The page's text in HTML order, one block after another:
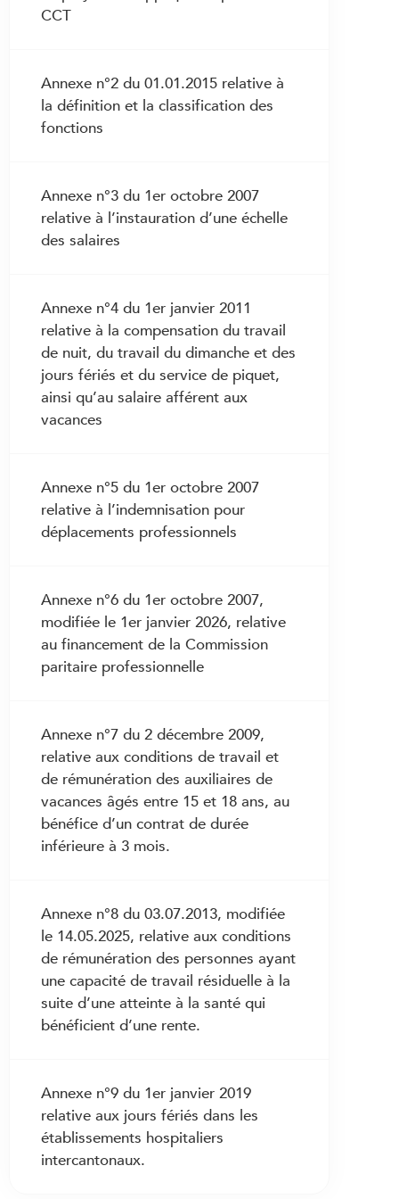
2.15 Suppression de poste
2.17 Transfert de l’entreprise
2.18 Abandon d’emploi
2.19 Protection des travailleurs en cas
3.16 Vacances
3.18 Frais de repas et de logement
3.19 Frais professionnels
3.21 Remplacement dans une fonction
supérieure
3.22 Droits et devoirs en cas de
3.24 Perte de gain en cas d’accident
3.25 Droits et devoirs en cas de
grossesse et de maternité
3.26 Salaire en cas d’empêchement non
fautif de travailler durant la grossesse
3.28 Allaitement
3.28bis Congé d’adoption
3.29 Congé parental
d’un enfant gravement atteint dans sa
santé
3.29ter Congé pour la prise en charge
de proches
3.31 Salaire en cas de service
favorables
CCT
Annexe n°2 du 01.01.2015 relative à
la définition et la classification des
fonctions
Annexe n°3 du 1er octobre 2007
relative à l’instauration d’une échelle
des salaires
Annexe n°4 du 1er janvier 2011
relative à la compensation du travail
de nuit, du travail du dimanche et des
jours fériés et du service de piquet,
ainsi qu’au salaire afférent aux
vacances
Annexe n°5 du 1er octobre 2007
relative à l’indemnisation pour
déplacements professionnels
Annexe n°6 du 1er octobre 2007,
modifiée le 1er janvier 2026, relative
au financement de la Commission
paritaire professionnelle
Annexe n°7 du 2 décembre 2009,
relative aux conditions de travail et
de rémunération des auxiliaires de
vacances âgés entre 15 et 18 ans, au
bénéfice d’un contrat de durée
inférieure à 3 mois.
Annexe n°8 du 03.07.2013, modifiée
le 14.05.2025, relative aux conditions
de rémunération des personnes ayant
une capacité de travail résiduelle à la
suite d’une atteinte à la santé qui
bénéficient d’une rente.
Annexe n°9 du 1er janvier 2019
relative aux jours fériés dans les
établissements hospitaliers
intercantonaux.